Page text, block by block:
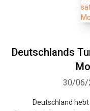
Deutschlands
30/06/
Deutschland